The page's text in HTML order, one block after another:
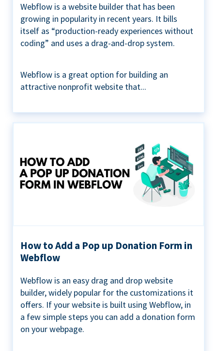
Webflow is a website builder that has been
growing in popularity in recent years. It bills
itself as “production-ready experiences without
coding” and uses a drag-and-drop system.
Webflow is a great option for building an
attractive nonprofit website that...
How to Add a Pop up Donation Form in
Webflow
Webflow is an easy drag and drop website
builder, widely popular for the customizations it
offers. If your website is built using Webflow, in
a few simple steps you can add a donation form
on your webpage.